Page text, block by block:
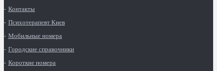
Контакты
Психотерапевт Киев
Мобильные номера
Городские справочники
Короткие номера